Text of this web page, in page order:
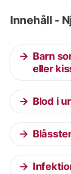
Innehåll -
Barn
eller
Blod i